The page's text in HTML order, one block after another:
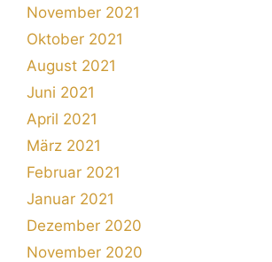
November 2021
Oktober 2021
August 2021
Juni 2021
April 2021
März 2021
Februar 2021
Januar 2021
Dezember 2020
November 2020